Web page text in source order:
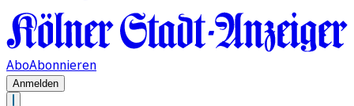
AboAbonnieren
Anmelden